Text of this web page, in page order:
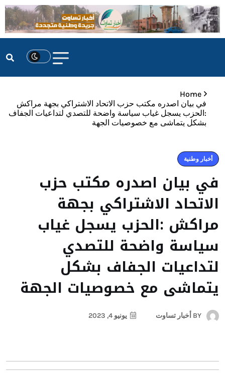
Home
في بيان اصدره مكتب حزب الاتحاد الاشتراكي بجهة مراكش
:الحزب يسجل غياب سياسة واضحة للتصدي لتداعيات الجفاف
بشكل يتماشى مع خصوصيات الجهة
أخبار وطنية
في بيان اصدره مكتب حزب
الاتحاد الاشتراكي بجهة
مراكش :الحزب يسجل غياب
سياسة واضحة للتصدي
لتداعيات الجفاف بشكل
يتماشى مع خصوصيات الجهة
BY أخبار تساوت يونيو 4, 2023